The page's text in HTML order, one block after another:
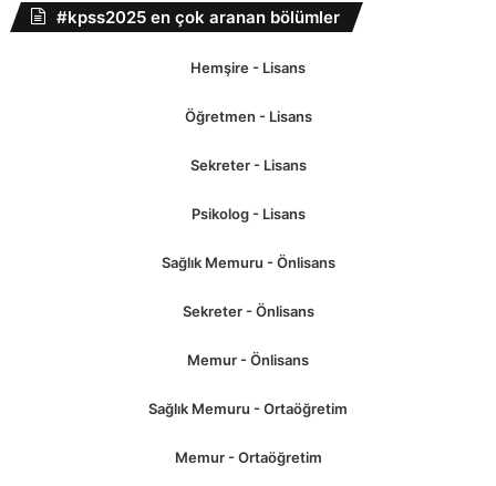
#kpss2025 en çok aranan bölümler
Hemşire - Lisans
Öğretmen - Lisans
Sekreter - Lisans
Psikolog - Lisans
Sağlık Memuru - Önlisans
Sekreter - Önlisans
Memur - Önlisans
Sağlık Memuru - Ortaöğretim
Memur - Ortaöğretim